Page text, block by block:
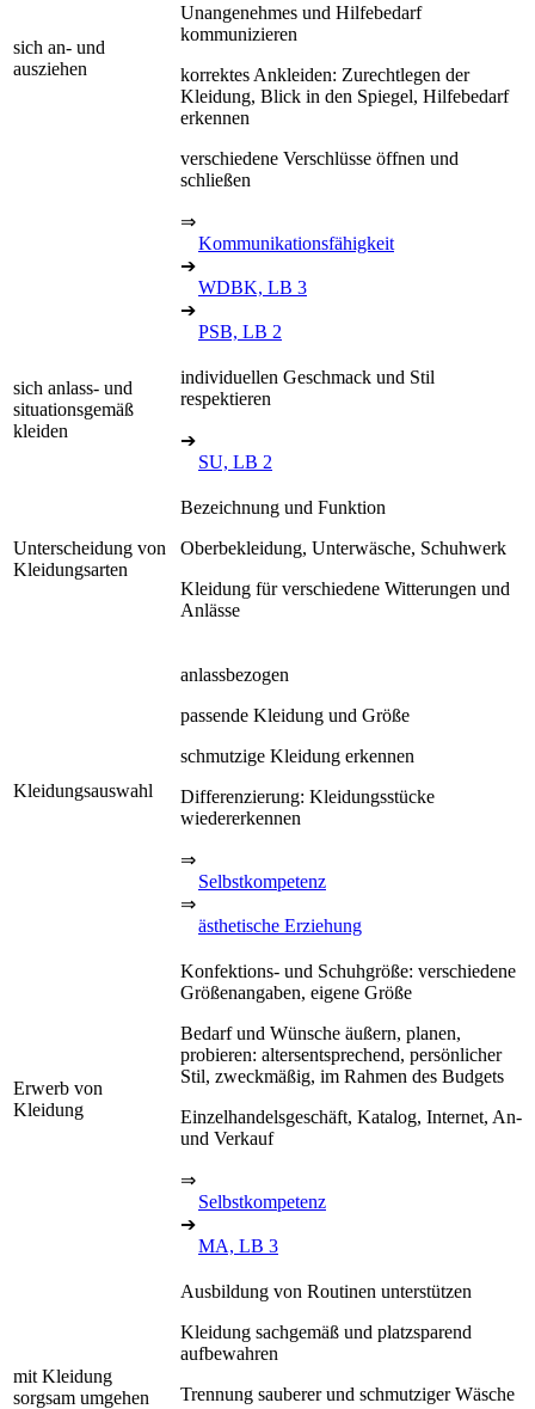
sich an- und
ausziehen
Unangenehmes und Hilfebedarf
kommunizieren
korrektes Ankleiden: Zurechtlegen der
Kleidung, Blick in den Spiegel, Hilfebedarf
erkennen
verschiedene Verschlüsse öffnen und
schließen
⇒
Kommunikationsfähigkeit
➔
WDBK, LB 3
➔
PSB, LB 2
sich anlass- und
situationsgemäß
kleiden
individuellen Geschmack und Stil
respektieren
➔
SU, LB 2
Unterscheidung von
Kleidungsarten
Bezeichnung und Funktion
Oberbekleidung, Unterwäsche, Schuhwerk
Kleidung für verschiedene Witterungen und
Anlässe
Kleidungsauswahl
anlassbezogen
passende Kleidung und Größe
schmutzige Kleidung erkennen
Differenzierung: Kleidungsstücke
wiedererkennen
⇒
Selbstkompetenz
⇒
ästhetische Erziehung
Erwerb von
Kleidung
Konfektions- und Schuhgröße: verschiedene
Größenangaben, eigene Größe
Bedarf und Wünsche äußern, planen,
probieren: altersentsprechend, persönlicher
Stil, zweckmäßig, im Rahmen des Budgets
Einzelhandelsgeschäft, Katalog, Internet, An-
und Verkauf
⇒
Selbstkompetenz
➔
MA, LB 3
mit Kleidung
sorgsam umgehen
Ausbildung von Routinen unterstützen
Kleidung sachgemäß und platzsparend
aufbewahren
Trennung sauberer und schmutziger Wäsche